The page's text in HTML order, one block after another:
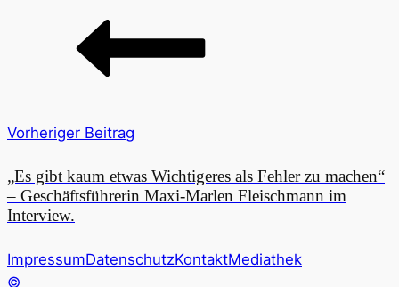
Vorheriger Beitrag
„Es gibt kaum etwas Wichtigeres als Fehler zu machen“
– Geschäftsführerin Maxi-Marlen Fleischmann im
Interview.
ImpressumDatenschutzKontaktMediathek
©
Kundenbewertungen und Erfahrungen zu
Digital Spirit Marketing